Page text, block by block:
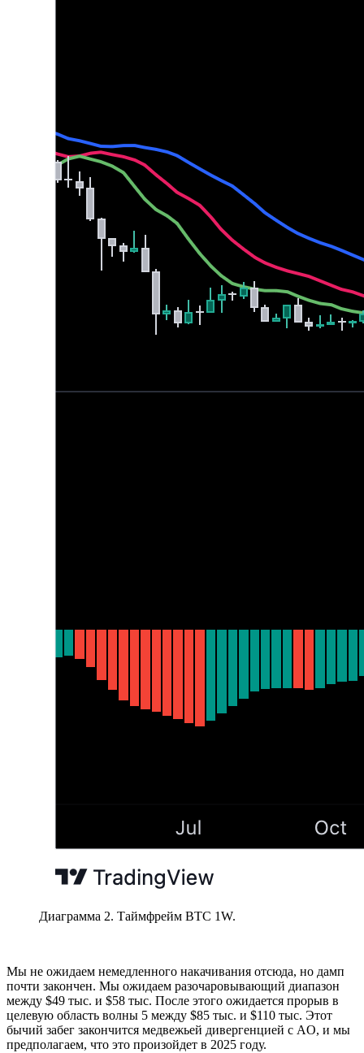
Диаграмма 2. Таймфрейм BTC 1W.
Мы не ожидаем немедленного накачивания отсюда, но дамп
почти закончен. Мы ожидаем разочаровывающий диапазон
между $49 тыс. и $58 тыс. После этого ожидается прорыв в
целевую область волны 5 между $85 тыс. и $110 тыс. Этот
бычий забег закончится медвежьей дивергенцией с AO, и мы
предполагаем, что это произойдет в 2025 году.